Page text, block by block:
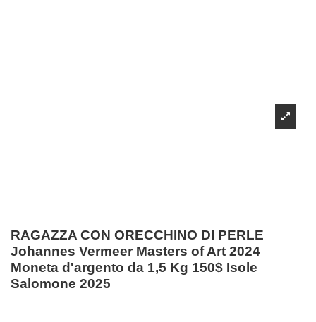
RAGAZZA CON ORECCHINO DI PERLE
Johannes Vermeer Masters of Art 2024
Moneta d'argento da 1,5 Kg 150$ Isole
Salomone 2025